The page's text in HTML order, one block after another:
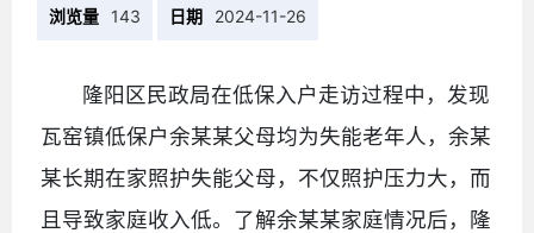
浏览量 143 日期 2024-11-26
隆阳区民政局在低保入户走访过程中，发现
瓦窑镇低保户余某某父母均为失能老年人，余某
某长期在家照护失能父母，不仅照护压力大，而
且导致家庭收入低。了解余某某家庭情况后，隆